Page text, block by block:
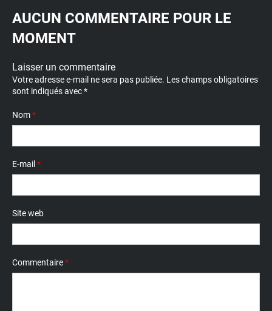
AUCUN COMMENTAIRE POUR LE
MOMENT
Laisser un commentaire
Votre adresse e-mail ne sera pas publiée. Les champs obligatoires
sont indiqués avec*
Nom*
E-mail *
Site web
Commentaire*